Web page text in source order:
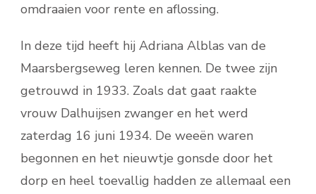
omdraaien voor rente en aflossing.
In deze tijd heeft hij Adriana Alblas van de
Maarsbergseweg leren kennen. De twee zijn
getrouwd in 1933. Zoals dat gaat raakte
vrouw Dalhuijsen zwanger en het werd
zaterdag 16 juni 1934. De weeën waren
begonnen en het nieuwtje gonsde door het
dorp en heel toevallig hadden ze allemaal een